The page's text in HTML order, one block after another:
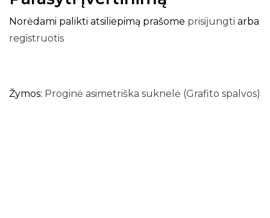
Norėdami palikti atsiliepimą prašome prisijungti arba
registruotis
Žymos: Proginė asimetriška suknelė (Grafito spalvos)